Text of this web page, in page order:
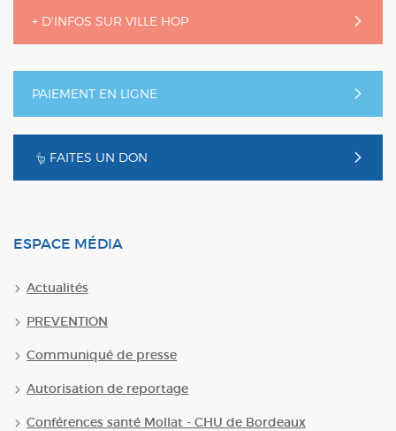
+ D'INFOS SUR VILLE HOP
PAIEMENT EN LIGNE
FAITES UN DON
ESPACE MÉDIA
Actualités
PREVENTION
Communiqué de presse
Autorisation de reportage
Conférences santé Mollat - CHU de Bordeaux